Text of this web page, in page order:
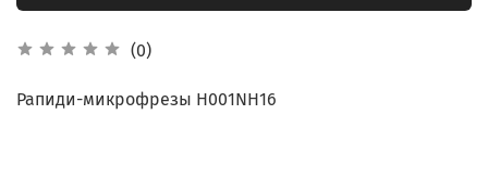
(0)
Рапиди-микрофрезы H001NH16